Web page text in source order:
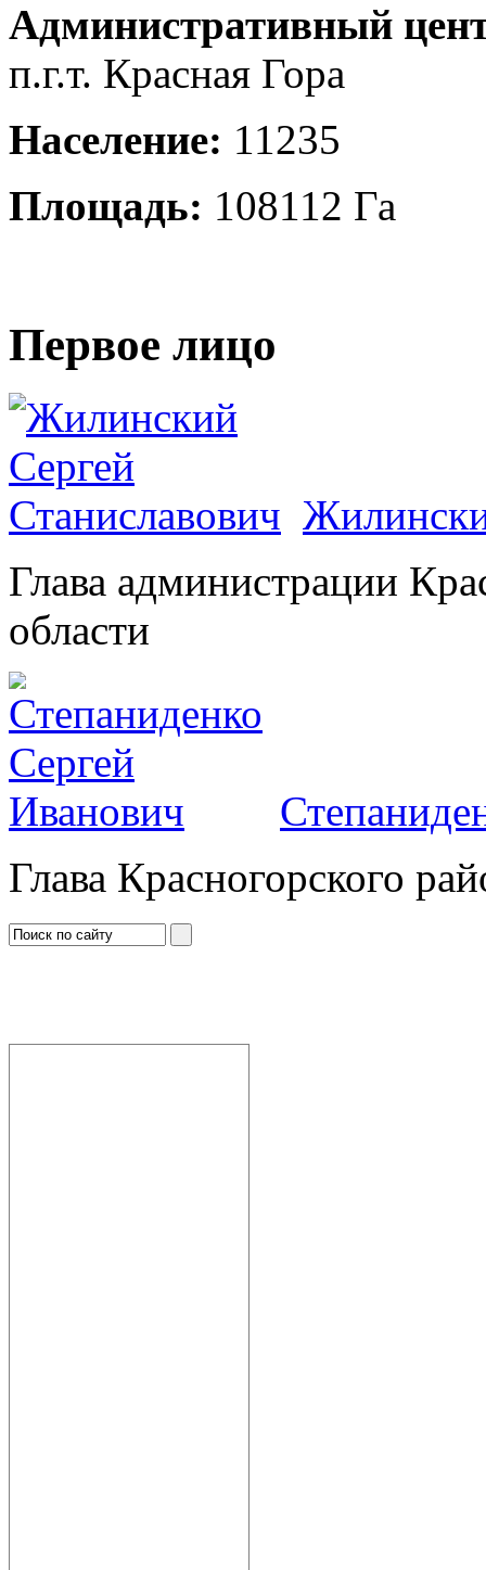
Административный
п.г.т. Красная Гора
Население: 11235
Площадь: 108112 Га
Первое лицо
Глава администрации
области
Глава Красногорского